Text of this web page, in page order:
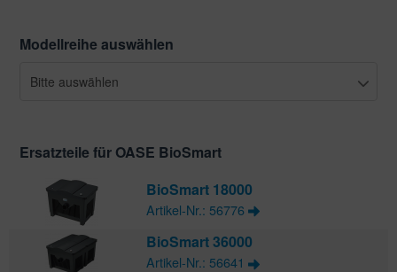
Modellreihe auswählen
Bitte auswählen
Ersatzteile für OASE BioSmart
BioSmart 18000
Artikel-Nr.: 56776
BioSmart 36000
Artikel-Nr.: 56641